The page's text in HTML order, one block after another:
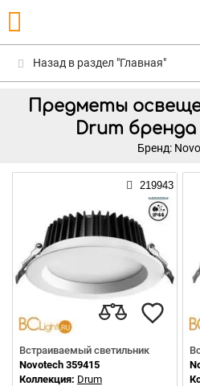
Назад в раздел "Главная"
Предметы
Drum
Бренд:
219943
Встраиваемый светильник
Novotech 359415
Коллекция: Drum